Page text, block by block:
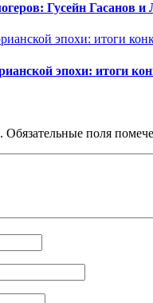
Гусейн Гасанов и
эпохи: итоги
Обязательные поля